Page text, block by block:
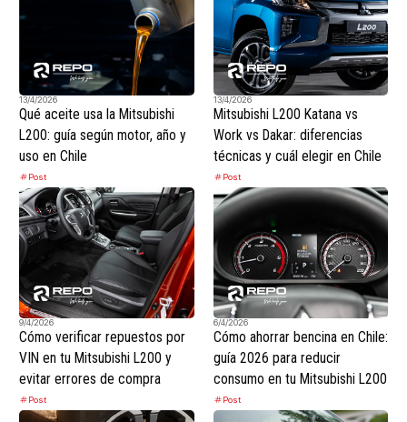
13/4/2026
Qué aceite usa la Mitsubishi
L200: guía según motor, año y
uso en Chile
Post
13/4/2026
Mitsubishi L200 Katana vs
Work vs Dakar: diferencias
técnicas y cuál elegir en Chile
Post
9/4/2026
Cómo verificar repuestos por
VIN en tu Mitsubishi L200 y
evitar errores de compra
Post
6/4/2026
Cómo ahorrar bencina en Chile:
guía 2026 para reducir
consumo en tu Mitsubishi L200
Post